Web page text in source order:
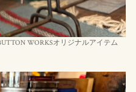
WORKSオリジナルアイテム